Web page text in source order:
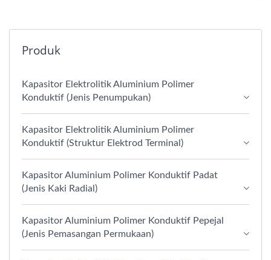
Produk
Kapasitor Elektrolitik Aluminium Polimer
Konduktif (Jenis Penumpukan)
Kapasitor Elektrolitik Aluminium Polimer
Konduktif (Struktur Elektrod Terminal)
Kapasitor Aluminium Polimer Konduktif Padat
(Jenis Kaki Radial)
Kapasitor Aluminium Polimer Konduktif Pepejal
(Jenis Pemasangan Permukaan)